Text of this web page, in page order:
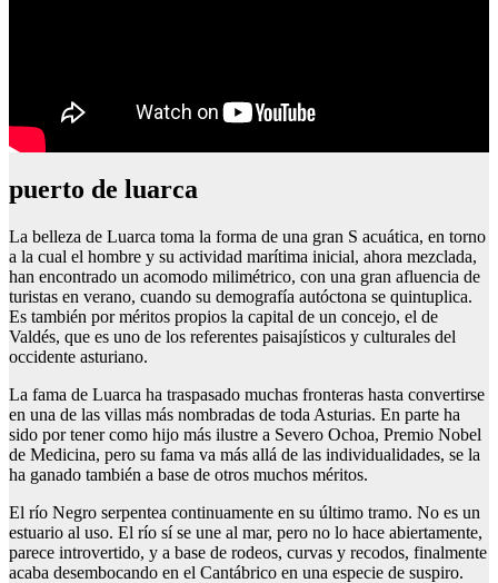
puerto de luarca
La belleza de Luarca toma la forma de una gran S acuática, en torno
a la cual el hombre y su actividad marítima inicial, ahora mezclada,
han encontrado un acomodo milimétrico, con una gran afluencia de
turistas en verano, cuando su demografía autóctona se quintuplica.
Es también por méritos propios la capital de un concejo, el de
Valdés, que es uno de los referentes paisajísticos y culturales del
occidente asturiano.
La fama de Luarca ha traspasado muchas fronteras hasta convertirse
en una de las villas más nombradas de toda Asturias. En parte ha
sido por tener como hijo más ilustre a Severo Ochoa, Premio Nobel
de Medicina, pero su fama va más allá de las individualidades, se la
ha ganado también a base de otros muchos méritos.
El río Negro serpentea continuamente en su último tramo. No es un
estuario al uso. El río sí se une al mar, pero no lo hace abiertamente,
parece introvertido, y a base de rodeos, curvas y recodos, finalmente
acaba desembocando en el Cantábrico en una especie de suspiro.